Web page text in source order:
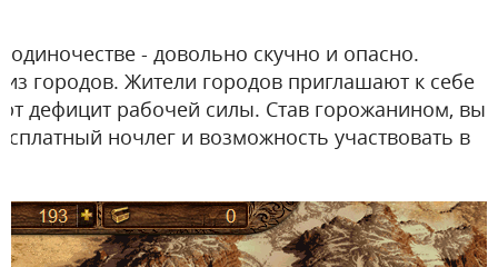
- довольно скучно и опасно.
городов. Жители городов приглашают к себе
дефицит рабочей силы. Став горожанином, вы
ночлег и возможность участвовать в